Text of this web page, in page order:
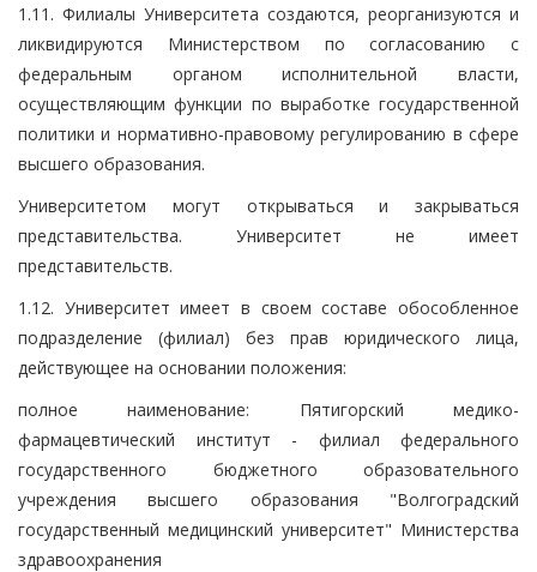
1.11. Филиалы Университета создаются, реорганизуются и
ликвидируются Министерством по согласованию с
федеральным органом исполнительной власти,
осуществляющим функции по выработке государственной
политики и нормативно-правовому регулированию в сфере
высшего образования.
Университетом могут открываться и закрываться
представительства. Университет не имеет
представительств.
1.12. Университет имеет в своем составе обособленное
подразделение (филиал) без прав юридического лица,
действующее на основании положения:
полное наименование: Пятигорский медико-
фармацевтический институт - филиал федерального
государственного бюджетного образовательного
учреждения высшего образования "Волгоградский
государственный медицинский университет" Министерства
здравоохранения